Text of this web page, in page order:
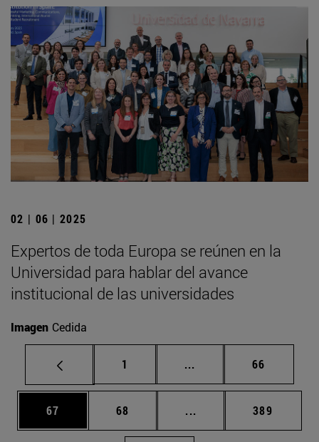
02 | 06 | 2025
Expertos de toda Europa se reúnen en la
Universidad para hablar del avance
institucional de las universidades
Imagen Cedida
Página
1 ... Páginas intermedias
Página
66
Página
67 Página
68 ... Páginas intermedias
Página
389